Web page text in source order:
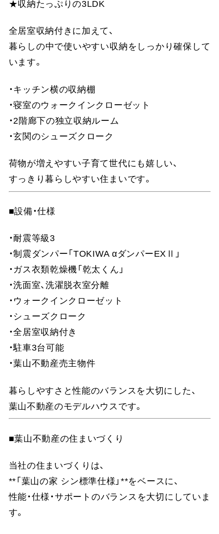
★収納たっぷりの3LDK
全居室収納付きに加えて、
暮らしの中で使いやすい収納をしっかり確保して
います。
・キッチン横の収納棚
・寝室のウォークインクローゼット
・2階廊下の独立収納ルーム
・玄関のシューズクローク
荷物が増えやすい子育て世代にも嬉しい、
すっきり暮らしやすい住まいです。
■設備・仕様
・耐震等級3
・制震ダンパー「TOKIWA αダンパーEXⅡ」
・ガス衣類乾燥機「乾太くん」
・洗面室、洗濯脱衣室分離
・ウォークインクローゼット
・シューズクローク
・全居室収納付き
・駐車3台可能
・葉山不動産売主物件
暮らしやすさと性能のバランスを大切にした、
葉山不動産のモデルハウスです。
■葉山不動産の住まいづくり
当社の住まいづくりは、
**「葉山の家 シン標準仕様」**をベースに、
性能・仕様・サポートのバランスを大切にしていま
す。